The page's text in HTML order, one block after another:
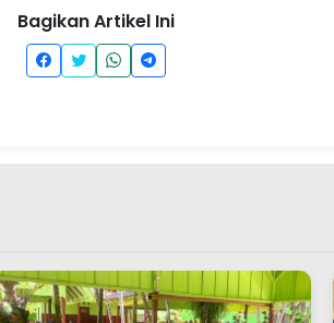
Bagikan Artikel Ini